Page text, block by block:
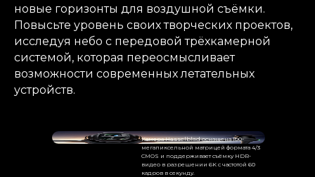
новые горизонты для воздушной съёмки.
Повысьте уровень своих творческих проектов,
исследуя небо с передовой трёхкамерной
системой, которая переосмысливает
возможности современных летательных
устройств.
Камера Hasselblad оснащена 100-
мегапиксельной матрицей формата 4/3
CMOS и поддерживает съёмку HDR-
видео в разрешении 6K с частотой 60
кадров в секунду.